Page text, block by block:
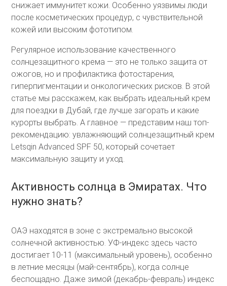
снижает иммунитет кожи. Особенно уязвимы люди
после косметических процедур, с чувствительной
кожей или высоким фототипом.
Регулярное использование качественного
солнцезащитного крема — это не только защита от
ожогов, но и профилактика фотостарения,
гиперпигментации и онкологических рисков. В этой
статье мы расскажем, как выбрать идеальный крем
для поездки в Дубай, где лучше загорать и какие
курорты выбрать. А главное — представим наш топ-
рекомендацию: увлажняющий солнцезащитный крем
Letsqin Advanced SPF 50, который сочетает
максимальную защиту и уход.
Активность солнца в Эмиратах. Что
нужно знать?
ОАЭ находятся в зоне с экстремально высокой
солнечной активностью. УФ-индекс здесь часто
достигает 10-11 (максимальный уровень), особенно
в летние месяцы (май-сентябрь), когда солнце
беспощадно. Даже зимой (декабрь-февраль) индекс